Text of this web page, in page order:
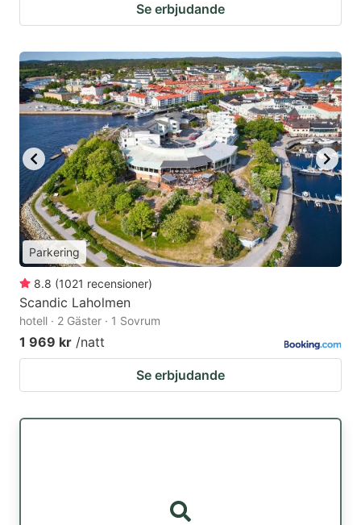
Se erbjudande
Parkering
8.8 (1021 recensioner)
Scandic Laholmen
hotell · 2 Gäster · 1 Sovrum
1 969 kr /natt
Se erbjudande